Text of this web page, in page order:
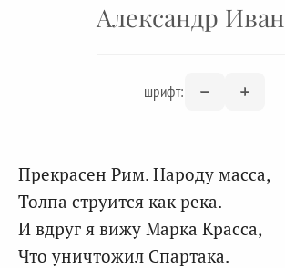
Александр
шрифт:
Прекрасен Рим. Народу масса,
Толпа струится как река.
И вдруг я вижу Марка Красса,
Что уничтожил Спартака.